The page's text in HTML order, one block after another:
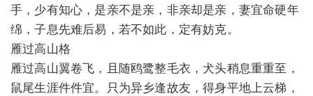
手，少有知心，是亲不是亲，非亲却是亲，妻宜命硬年
绵，子息先难后易，若不如此，定有妨克。
雁过高山格
雁过高山翼卷飞，且随鸥鹭整毛衣，犬头稍息重重至，
鼠尾生涯件件宜。只为异乡逢故友，得身平地上云梯，